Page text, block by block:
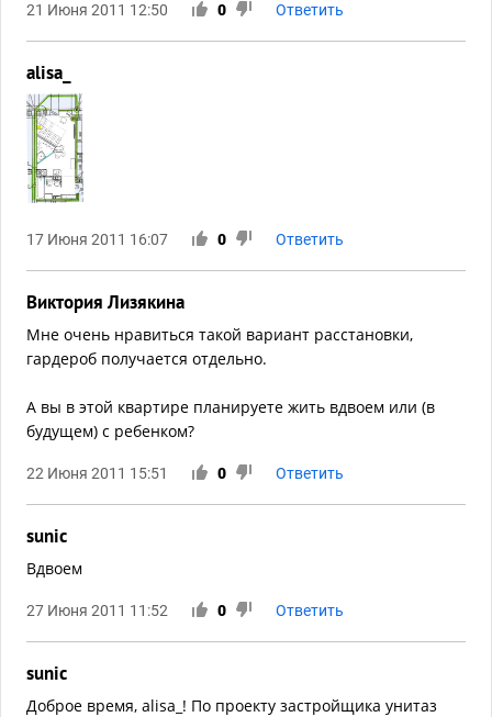
21 Июня 2011 12:50 0 Ответить
alisa_
17 Июня 2011 16:07 0 Ответить
Виктория Лизякина
Мне очень нравиться такой вариант расстановки,
гардероб получается отдельно.
А вы в этой квартире планируете жить вдвоем или (в
будущем) с ребенком?
22 Июня 2011 15:51 0 Ответить
sunic
Вдвоем
27 Июня 2011 11:52 0 Ответить
sunic
Доброе время, alisa_! По проекту застройщика унитаз